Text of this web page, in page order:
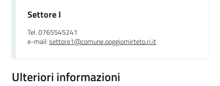
Settore I
Tel. 0765545241
e-mail:settore1@comune.poggiomirteto.ri.it
Ulteriori informazioni